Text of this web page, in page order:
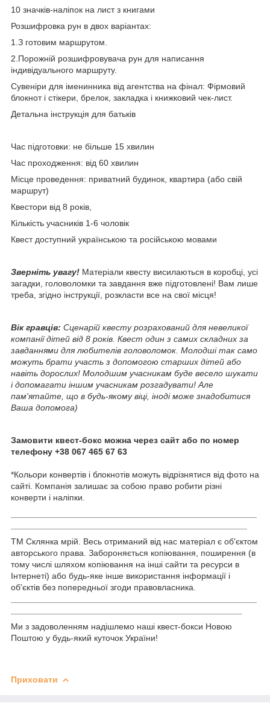
10 значків-наліпок на лист з книгами
Розшифровка рун в двох варіантах:
1.З готовим маршрутом.
2.Порожній розшифровувача рун для написання
індивідуального маршруту.
Сувеніри для іменинника від агентства на фінал: Фірмовий
блокнот і стікери, брелок, закладка і книжковий чек-лист.
Детальна інструкція для батьків
Час підготовки: не більше 15 хвилин
Час проходження: від 60 хвилин
Місце проведення: приватний будинок, квартира (або свій
маршрут)
Квестори від 8 років,
Кількість учасників 1-6 чоловік
Квест доступний українською та російською мовами
Зверніть увагу! Матеріали квесту висилаються в коробці, усі
загадки, головоломки та завдання вже підготовлені! Вам лише
треба, згідно інструкції, розкласти все на свої місця!
Вік гравців: Сценарій квесту розрахований для невеликої
компанії дітей від 8 років. Квест один з самих складних за
завданнями для любителів головоломок. Молодші так само
можуть брати участь з допомогою старших дітей або
навіть дорослих! Молодшим учасникам буде весело шукати
і допомагати іншим учасникам розгадувати! Але
пам'ятайте, що в будь-якому віці, іноді може знадобитися
Ваша допомога)
Замовити квест-бокс можна через сайт або по номер
телефону +38 067 465 67 63
*Кольори конвертів і блокнотів можуть відрізнятися від фото на
сайті. Компанія залишає за собою право робити різні
конверти і наліпки.
ТМ Склянка мрій. Весь отриманий від нас матеріал є об'єктом
авторського права. Забороняється копіювання, поширення (в
тому числі шляхом копіювання на інші сайти та ресурси в
Інтернеті) або будь-яке інше використання інформації і
об'єктів без попередньої згоди правовласника.
Ми з задоволенням надішлемо наші квест-бокси Новою
Поштою у будь-який куточок України!
Приховати